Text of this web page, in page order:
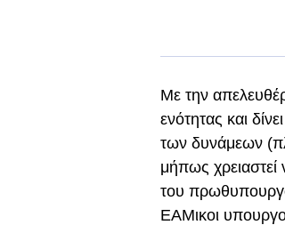
Με την
ενότητας και
των δυνάμεων
μήπως
του
ΕΑΜικοι